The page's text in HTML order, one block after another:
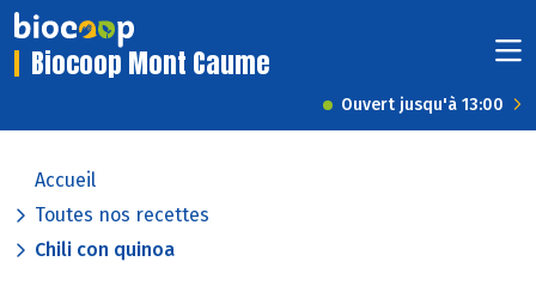
Biocoop Mont Caume
Ouvert jusqu'à 13:00
Accueil
Toutes nos recettes
Chili con quinoa